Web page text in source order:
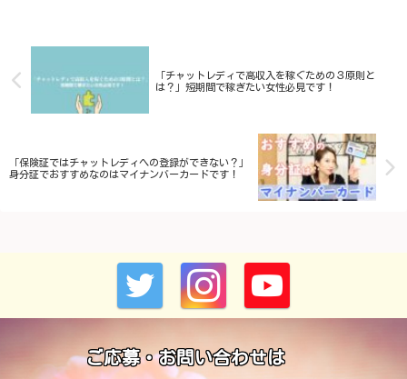
「チャットレディで高収入を稼ぐための３原則と
は？」短期間で稼ぎたい女性必見です！
「保険証ではチャットレディへの登録ができない？」
身分証でおすすめなのはマイナンバーカードです！
ご応募・お問い合わせは